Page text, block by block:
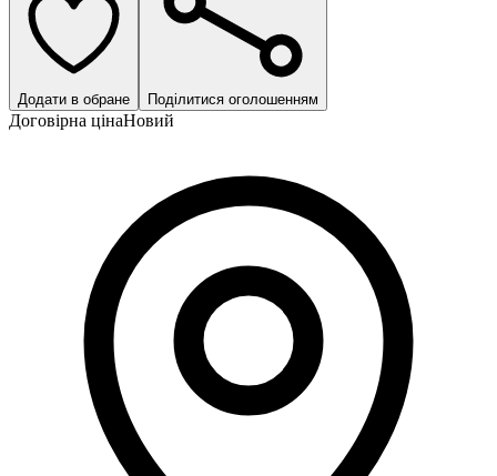
Додати в обране Поділитися оголошенням
Договірна цінаНовий